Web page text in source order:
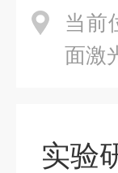
当前
面激
实验